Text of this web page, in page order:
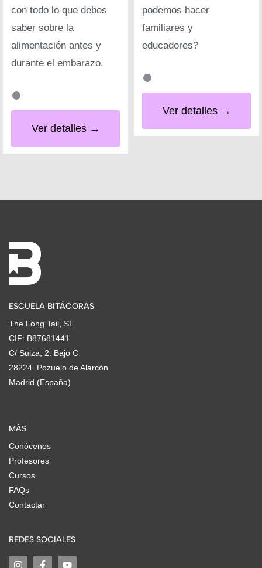
con todo lo que debes
saber sobre la
alimentación antes y
durante el embarazo.
Ver detalles →
podemos hacer
familiares y
educadores?
Ver detalles →
ESCUELA BITÁCORAS
The Long Tail, SL
CIF: B87681441
C/ Suiza, 2. Bajo C
28224. Pozuelo de Alarcón
Madrid (España)
MÁS
Conócenos
Profesores
Cursos
FAQs
Contactar
REDES SOCIALES